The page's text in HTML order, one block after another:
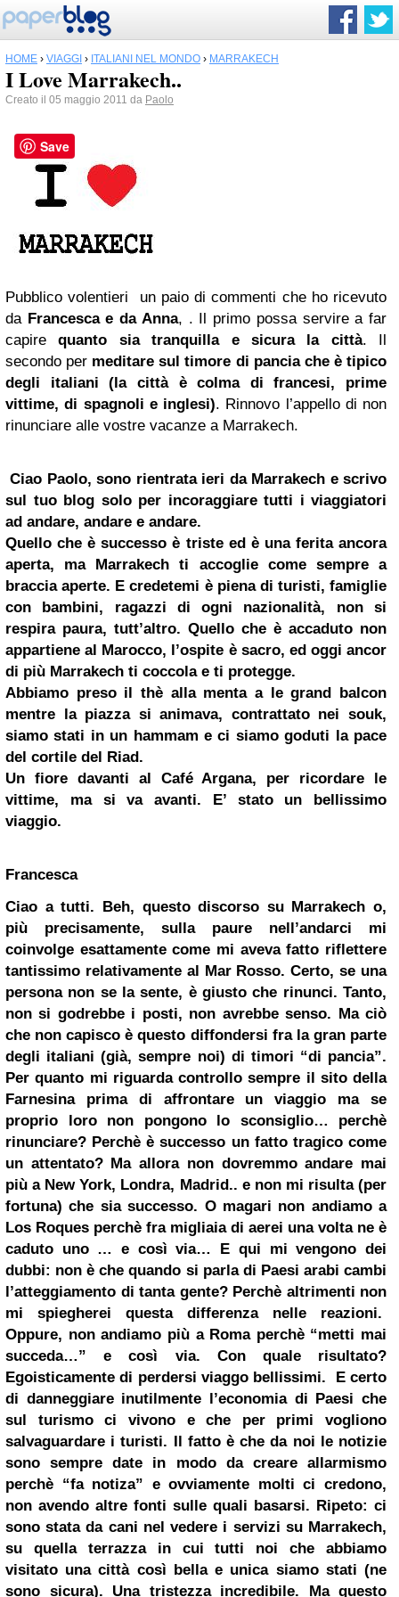
HOME › VIAGGI › ITALIANI NEL MONDO › MARRAKECH
I Love Marrakech..
Creato il 05 maggio 2011 da Paolo
Pubblico volentieri un paio di commenti che ho ricevuto
da Francesca e da Anna, . Il primo possa servire a far
capirequanto sia tranquilla e sicura la città. Il
secondo per meditare sul timore di pancia che è tipico
degli italiani (la città è colma di francesi, prime
vittime, di spagnoli e inglesi). Rinnovo l’appello di non
rinunciare alle vostre vacanze a Marrakech.
Ciao Paolo, sono rientrata ieri da Marrakech e scrivo
sul tuo blog solo per incoraggiare tutti i viaggiatori
ad andare, andare e andare.
Quello che è successo è triste ed è una ferita ancora
aperta, ma Marrakech ti accoglie come sempre a
braccia aperte. E credetemi è piena di turisti, famiglie
con bambini, ragazzi di ogni nazionalità, non si
respira paura, tutt’altro. Quello che è accaduto non
appartiene al Marocco, l’ospite è sacro, ed oggi ancor
di più Marrakech ti coccola e ti protegge.
Abbiamo preso il thè alla menta a le grand balcon
mentre la piazza si animava, contrattato nei souk,
siamo stati in un hammam e ci siamo goduti la pace
del cortile del Riad.
Un fiore davanti al Café Argana, per ricordare le
vittime, ma si va avanti. E’ stato un bellissimo
viaggio.
Francesca
Ciao a tutti. Beh, questo discorso su Marrakech o,
più precisamente, sulla paure nell’andarci mi
coinvolge esattamente come mi aveva fatto riflettere
tantissimo relativamente al Mar Rosso. Certo, se una
persona non se la sente, è giusto che rinunci. Tanto,
non si godrebbe i posti, non avrebbe senso. Ma ciò
che non capisco è questo diffondersi fra la gran parte
degli italiani (già, sempre noi) di timori “di pancia”.
Per quanto mi riguarda controllo sempre il sito della
Farnesina prima di affrontare un viaggio ma se
proprio loro non pongono lo sconsiglio… perchè
rinunciare? Perchè è successo un fatto tragico come
un attentato? Ma allora non dovremmo andare mai
più a New York, Londra, Madrid.. e non mi risulta (per
fortuna) che sia successo. O magari non andiamo a
Los Roques perchè fra migliaia di aerei una volta ne è
caduto uno … e così via… E qui mi vengono dei
dubbi: non è che quando si parla di Paesi arabi cambi
l’atteggiamento di tanta gente? Perchè altrimenti non
mi spiegherei questa differenza nelle reazioni.
Oppure, non andiamo più a Romaperchè “metti mai
succeda…” e così via. Con quale risultato?
Egoisticamente di perdersi viaggo bellissimi. E certo
di danneggiare inutilmente l’economia di Paesi che
sul turismo ci vivono e che per primi vogliono
salvaguardare i turisti. Il fatto è che da noi le notizie
sono sempre date in modo da creare allarmismo
perchè “fa notiza” e ovviamente molti ci credono,
non avendo altre fonti sulle quali basarsi. Ripeto: ci
sono stata da cani nel vedere i servizi su Marrakech,
su quella terrazza in cui tutti noi che abbiamo
visitato una città così bella e unica siamo stati (ne
sono sicura). Una tristezza incredibile. Ma questo
Save